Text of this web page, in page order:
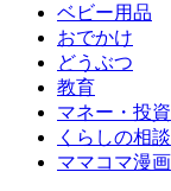
ベビー用品
おでかけ
どうぶつ
教育
マネー・投資
くらしの相談
ママコマ漫画